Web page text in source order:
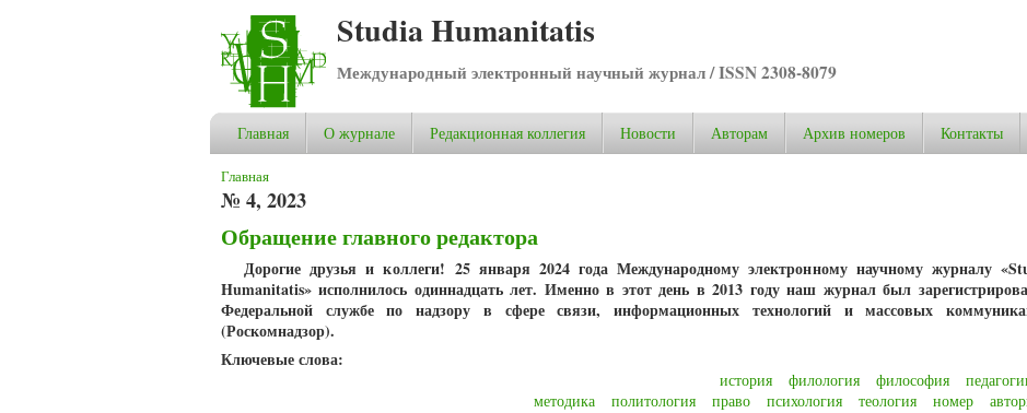
Studia Humanitatis
Международный электронный научный журнал / ISSN 2308-8079
Главная О журнале Редакционная коллегия Новости Авторам Архив номеров Контакты
Вы здесь
Главная
№ 4, 2023
Обращение главного редактора
Дорогие друзья и коллеги! 25 января 2024 года Международному электронному научному журналу
Humanitatis» исполнилось одиннадцать лет. Именно в этот день в 2013 году наш журнал был
Федеральной службе по надзору в сфере связи, информационных технологий и массовых
(Роскомнадзор).
Ключевые слова:
история филология философия
методика
политология право психология теология номер